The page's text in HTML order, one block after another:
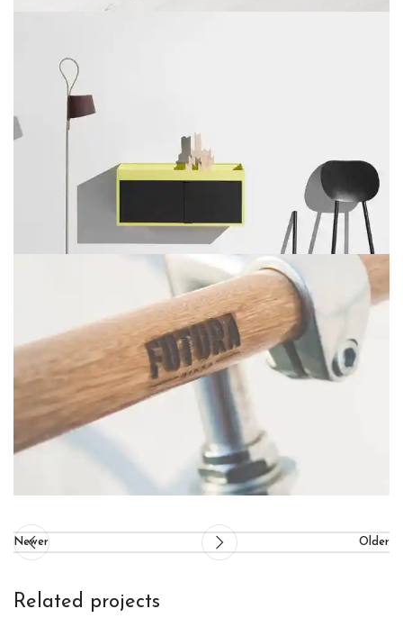
Newer Older
Related projects